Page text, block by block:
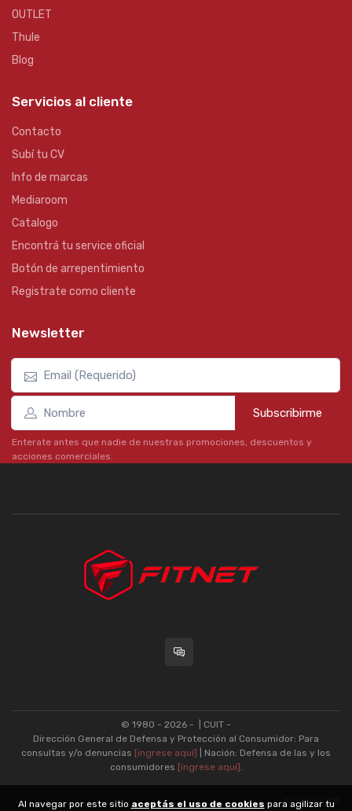
OUTLET
Thule
Blog
Servicios al cliente
Contacto
Subí tu CV
Info de marcas
Mediaroom
Catalogo
Encontrá tu service oficial
Botón de arrepentimiento
Registrate como cliente
Newsletter
Subscribirme
Enterate antes que nadie de nuestras promociones, descuentos y
acciones comerciales.
© 1980 - 2026 -
| CUIT -
Dirección General de Defensa y Protección al Consumidor: Para
consultas y/o denuncias [ingrese aquí]
| Nación: Defensa de las y los
consumidores [ingrese aquí] .
nubixstore®
Al navegar por este sitio aceptás el uso de cookies para agilizar tu